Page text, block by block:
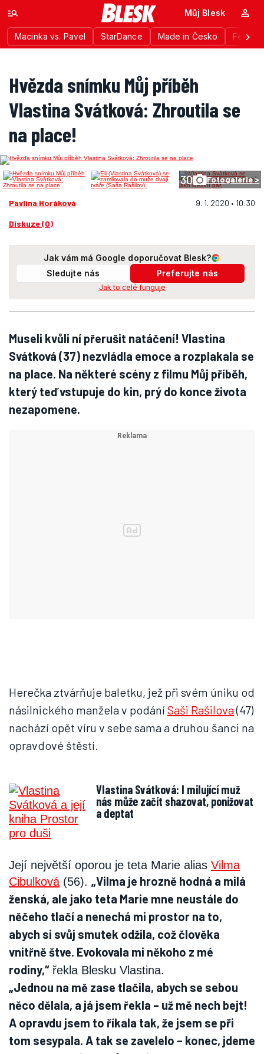
Macinka vs. Pavel StarDance Made in Česko
Můj Blesk
Hvězda snímku Můj příběh
Vlastina Svátková: Zhroutila se
na place!
30 Fotogalerie >
Pavlína Horáková 9. 1. 2020 • 10:30
Diskuze (0)
Jak vám má Google doporučovat Blesk?
Sledujte nás
Preferujte nás
Jak to celé funguje
Museli kvůli ní přerušit natáčení! Vlastina
Svátková (37) nezvládla emoce a rozplakala se
na place. Na některé scény z filmu Můj příběh,
který teď vstupuje do kin, prý do konce života
nezapomene.
Herečka ztvárňuje baletku, jež při svém úniku od
násilnického manžela v podání Saši Rašilova(47)
nachází opět víru v sebe sama a druhou šanci na
opravdové štěstí.
Vlastina Svátková: I milující muž
nás může začít shazovat, ponižovat
a deptat
Její největší oporou je teta Marie alias Vilma
Cibulková (56). „Vilma je hrozně hodná a milá
ženská, ale jako teta Marie mne neustále do
něčeho tlačí a nenechá mi prostor na to,
abych si svůj smutek odžila, což člověka
vnitřně štve. Evokovala mi někoho z mé
rodiny,“řekla Blesku Vlastina.
„Jednou na mě zase tlačila, abych se sebou
něco dělala, a já jsem řekla – už mě nech bejt!
A opravdu jsem to říkala tak, že jsem se při
tom sesypala. A tak se zavelelo – konec, jdeme